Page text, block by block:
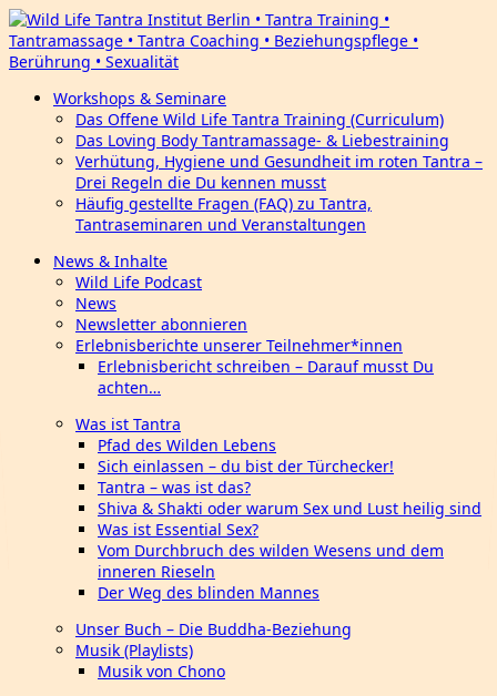
Workshops & Seminare
Das Offene Wild Life Tantra Training (Curriculum)
Das Loving Body Tantramassage- & Liebestraining
Verhütung, Hygiene und Gesundheit im roten Tantra –
Drei Regeln die Du kennen musst
Häufig gestellte Fragen (FAQ) zu Tantra,
Tantraseminaren und Veranstaltungen
News & Inhalte
Wild Life Podcast
News
Newsletter abonnieren
Erlebnisberichte unserer Teilnehmer*innen
Erlebnisbericht schreiben – Darauf musst Du
achten…
Was ist Tantra
Pfad des Wilden Lebens
Sich einlassen – du bist der Türchecker!
Tantra – was ist das?
Shiva & Shakti oder warum Sex und Lust heilig sind
Was ist Essential Sex?
Vom Durchbruch des wilden Wesens und dem
inneren Rieseln
Der Weg des blinden Mannes
Unser Buch – Die Buddha-Beziehung
Musik (Playlists)
Musik von Chono